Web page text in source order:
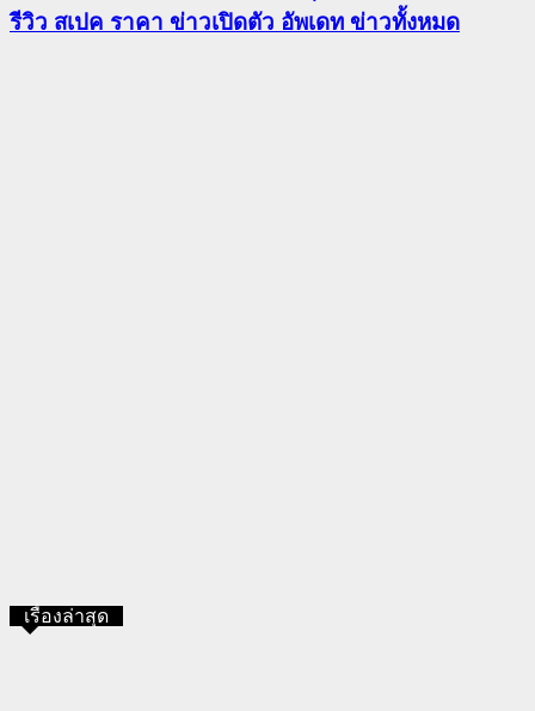
รีวิว สเปค ราคา ข่าวเปิดตัว อัพเดท ข่าวทั้งหมด
เรื่องล่าสุด